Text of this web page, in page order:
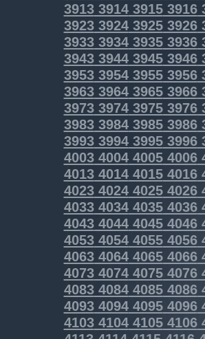
3913391439153916
3923392439253926
3933393439353936
3943394439453946
3953395439553956
3963396439653966
3973397439753976
3983398439853986
3993399439953996
4003400440054006
4013401440154016
4023402440254026
4033403440354036
4043404440454046
4053405440554056
4063406440654066
4073407440754076
4083408440854086
4093409440954096
4103410441054106